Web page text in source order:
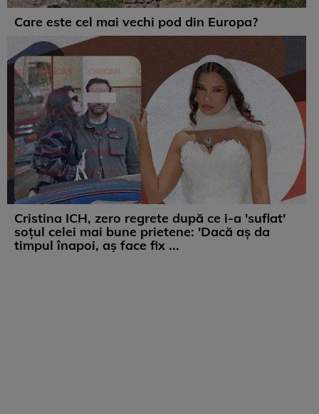
Care este cel mai vechi pod din Europa?
Cristina ICH, zero regrete după ce i-a 'suflat'
soțul celei mai bune prietene: 'Dacă aș da
timpul înapoi, aș face fix ...